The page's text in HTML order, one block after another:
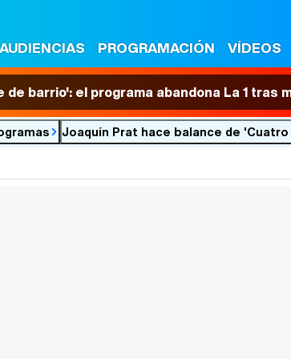
AUDIENCIAS PROGRAMACIÓN VÍDEOS
de barrio': el programa abandona La 1 tras
Joaquín Prat hace balance de